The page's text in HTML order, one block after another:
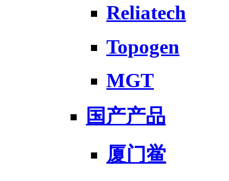
Reliatech
Topogen
MGT
国产产品
厦门鲎